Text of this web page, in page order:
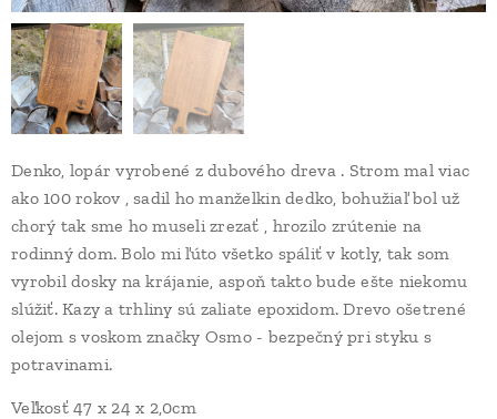
Denko, lopár vyrobené z dubového dreva . Strom mal viac
ako 100 rokov , sadil ho manželkin dedko, bohužiaľ bol už
chorý tak sme ho museli zrezať , hrozilo zrútenie na
rodinný dom. Bolo mi ľúto všetko spáliť v kotly, tak som
vyrobil dosky na krájanie, aspoň takto bude ešte niekomu
slúžiť. Kazy a trhliny sú zaliate epoxidom. Drevo ošetrené
olejom s voskom značky Osmo - bezpečný pri styku s
potravinami.
Veľkosť 47 x 24 x 2,0cm